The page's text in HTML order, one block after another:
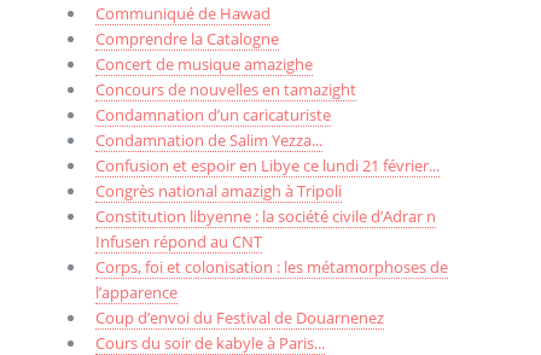
Communiqué de Hawad
Comprendre la Catalogne
Concert de musique amazighe
Concours de nouvelles en tamazight
Condamnation d’un caricaturiste
Condamnation de Salim Yezza...
Confusion et espoir en Libye ce lundi 21 février...
Congrès national amazigh à Tripoli
Constitution libyenne : la société civile d’Adrar n
Infusen répond au CNT
Corps, foi et colonisation : les métamorphoses de
l’apparence
Coup d’envoi du Festival de Douarnenez
Cours du soir de kabyle à Paris...